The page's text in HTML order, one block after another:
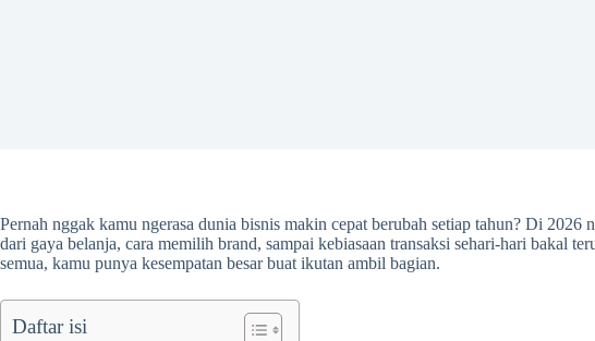
Pernah nggak kamu ngerasa dunia bisnis makin cepat berubah setiap tahun? Di 2026
dari gaya belanja, cara memilih brand, sampai kebiasaan transaksi sehari-hari bakal
semua, kamu punya kesempatan besar buat ikutan ambil bagian.
Daftar isi